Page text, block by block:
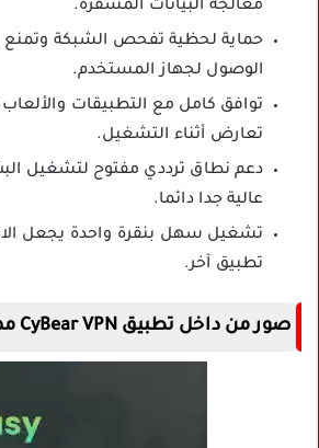
معالجة البيانات المشفرة.
حماية لحظية تفحص الشبكة وتمنع
الوصول لجهاز المستخدم.
توافق كامل مع التطبيقات
تعارض أثناء التشغيل.
دعم نطاق ترددي مفتوح لتشغيل
عالية جدا دائما.
تشغيل سهل بنقرة واحدة يجعل
تطبيق آخر.
صور من داخل تطبيق CyBear VPN مهكر